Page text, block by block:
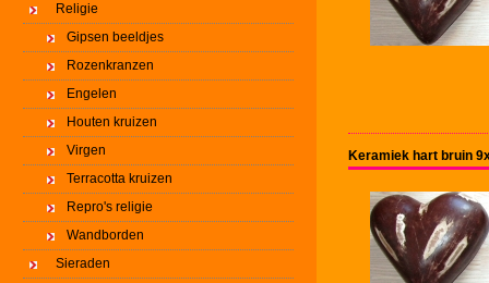
Religie
Gipsen beeldjes
Rozenkranzen
Engelen
Houten kruizen
Virgen
Terracotta kruizen
Repro's religie
Wandborden
Sieraden
Keramiek hart bruin